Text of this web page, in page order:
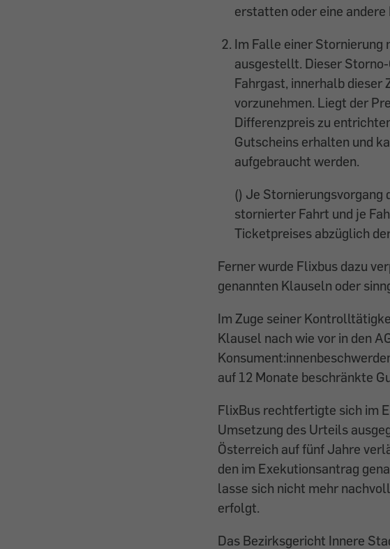
erstatten oder eine
Im Falle einer Stornierung
ausgestellt. Dieser
Fahrgast, innerhalb dieser
vorzunehmen. Liegt der
Differenzpreis zu
Gutscheins erhalten und
aufgebraucht werden.
() Je Stornierungsvorgang
stornierter Fahrt und je
Ticketpreises abzüglich
Ferner wurde Flixbus dazu
genannten Klauseln oder
Im Zuge seiner
Klausel nach wie vor in den
auf 12 Monate beschränkte
FlixBus rechtfertigte sich im
Umsetzung des Urteils
Österreich auf fünf Jahre
den im Exekutionsantrag
lasse sich nicht mehr
erfolgt.
Das Bezirksgericht Innere